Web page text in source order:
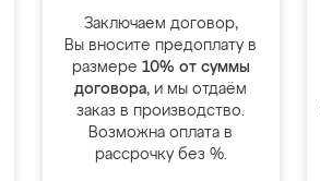
Заключаем договор,
Вы вносите предоплату в
размере 10% от суммы
договора, и мы отдаём
заказ в производство.
Возможна оплата в
рассрочку без %.